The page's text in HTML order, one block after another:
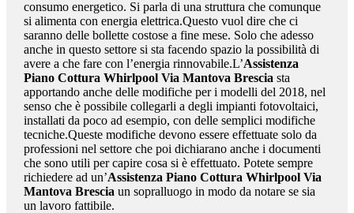
consumo energetico. Si parla di una struttura che comunque
si alimenta con energia elettrica.Questo vuol dire che ci
saranno delle bollette costose a fine mese. Solo che adesso
anche in questo settore si sta facendo spazio la possibilità di
avere a che fare con l’energia rinnovabile.L’Assistenza
Piano Cottura Whirlpool Via Mantova Brescia sta
apportando anche delle modifiche per i modelli del 2018, nel
senso che è possibile collegarli a degli impianti fotovoltaici,
installati da poco ad esempio, con delle semplici modifiche
tecniche.Queste modifiche devono essere effettuate solo da
professioni nel settore che poi dichiarano anche i documenti
che sono utili per capire cosa si è effettuato. Potete sempre
richiedere ad un’Assistenza Piano Cottura Whirlpool Via
Mantova Brescia un sopralluogo in modo da notare se sia
un lavoro fattibile.